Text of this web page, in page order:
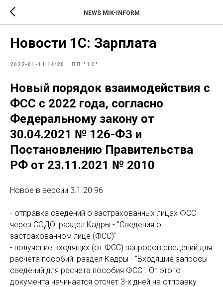
NEWS MIK-INFORM
Новости 1С: Зарплата
2022-01-11 14:20 ПП "1С"
Новый порядок взаимодействия с
ФСС с 2022 года, согласно
Федеральному закону от
30.04.2021 № 126-ФЗ и
Постановлению Правительства
РФ от 23.11.2021 № 2010
Новое в версии 3.1.20.96
- отправка сведений о застрахованных лицах ФСС
через СЭДО: раздел Кадры - "Сведения о
застрахованном лице (ФСС)"
- получение входящих (от ФСС) запросов сведений для
расчета пособий: раздел Кадры - "Входящие запросы
сведений для расчета пособия ФСС". От этого
документа начинается отсчет 3-х дней на отправку